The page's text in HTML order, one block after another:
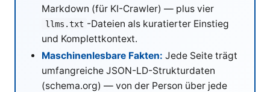
Markdown (für KI-Crawler) — plus vier
llms.txt -Dateien als kuratierter Einstieg
und Komplettkontext.
Maschinenlesbare Fakten: Jede Seite trägt
umfangreiche JSON-LD-Strukturdaten
(schema.org) — von der Person über jede